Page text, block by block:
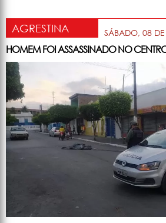
AGRESTINA SÁBADO, 08
HOMEM FOI ASSASSINADO NO